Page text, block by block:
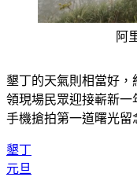
阿
墾丁的天氣則相當好，
領現場民眾迎接嶄新
手機搶拍第一道曙光留
墾丁
元旦